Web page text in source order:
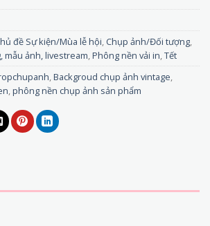
đề Sự kiện/Mùa lễ hội, Chụp ảnh/Đối tượng,
mẫu ảnh, livestream,Phông nền vải in,Tết
,Backgroud chụp ảnh vintage,
,phông nền chụp ảnh sản phẩm